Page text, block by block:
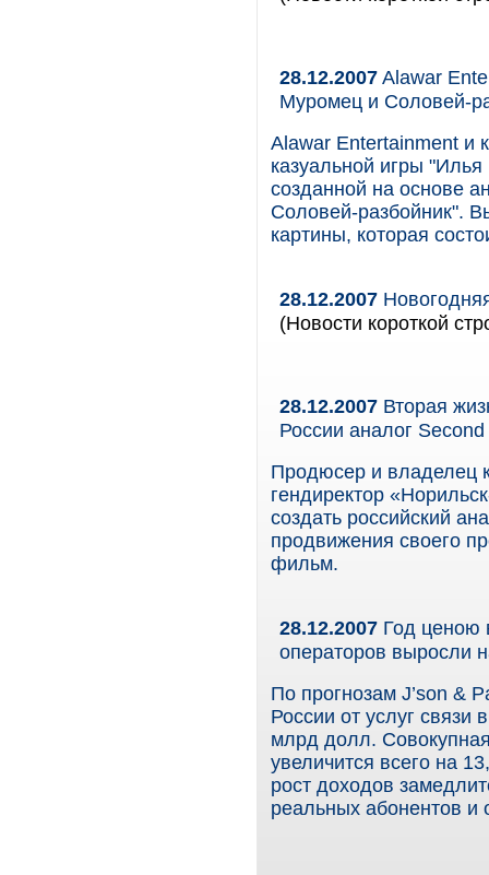
28.12.2007Alawar
Муромец и Соловей-
Alawar Entertainment и
казуальной игры
созданной на основе
Соловей-разбойник".
картины, которая
28.12.2007
(Новости короткой
28.12.2007 Вторая
России аналог
Продюсер и владелец
гендиректор
создать российский
продвижения своего
фильм.
28.12.2007 Год ценою
операторов выросли
По прогнозам J’son &
России от услуг связи
млрд долл.
увеличится всего на
рост доходов
реальных абонентов и